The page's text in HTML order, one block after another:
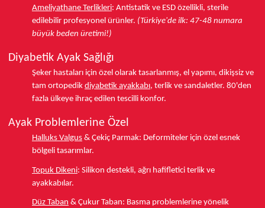
Ameliyathane Terlikleri: Antistatik ve ESD özellikli, sterile
edilebilir profesyonel ürünler. (Türkiye'de ilk: 47-48 numara
büyük beden üretimi!)
Diyabetik Ayak Sağlığı
Şeker hastaları için özel olarak tasarlanmış, el yapımı, dikişsiz ve
tam ortopedik diyabetik ayakkabı, terlik ve sandaletler. 80'den
fazla ülkeye ihraç edilen tescilli konfor.
Ayak Problemlerine Özel
Halluks Valgus & Çekiç Parmak: Deformiteler için özel esnek
bölgeli tasarımlar.
Topuk Dikeni: Silikon destekli, ağrı hafifletici terlik ve
ayakkabılar.
Düz Taban & Çukur Taban: Basma problemlerine yönelik